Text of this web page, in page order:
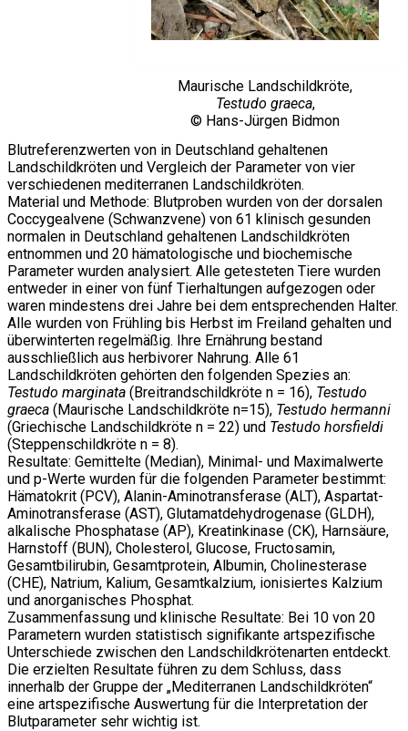
Maurische Landschildkröte,
Testudo graeca,
© Hans-Jürgen Bidmon
Blutreferenzwerten von in Deutschland gehaltenen
Landschildkröten und Vergleich der Parameter von vier
verschiedenen mediterranen Landschildkröten.
Material und Methode: Blutproben wurden von der dorsalen
Coccygealvene (Schwanzvene) von 61 klinisch gesunden
normalen in Deutschland gehaltenen Landschildkröten
entnommen und 20 hämatologische und biochemische
Parameter wurden analysiert. Alle getesteten Tiere wurden
entweder in einer von fünf Tierhaltungen aufgezogen oder
waren mindestens drei Jahre bei dem entsprechenden Halter.
Alle wurden von Frühling bis Herbst im Freiland gehalten und
überwinterten regelmäßig. Ihre Ernährung bestand
ausschließlich aus herbivorer Nahrung. Alle 61
Landschildkröten gehörten den folgenden Spezies an:
Testudo marginata (Breitrandschildkröte n = 16), Testudo
graeca (Maurische Landschildkröte n=15), Testudo hermanni
(Griechische Landschildkröte n = 22) und Testudo horsfieldi
(Steppenschildkröte n = 8).
Resultate: Gemittelte (Median), Minimal- und Maximalwerte
und p-Werte wurden für die folgenden Parameter bestimmt:
Hämatokrit (PCV), Alanin-Aminotransferase (ALT), Aspartat-
Aminotransferase (AST), Glutamatdehydrogenase (GLDH),
alkalische Phosphatase (AP), Kreatinkinase (CK), Harnsäure,
Harnstoff (BUN), Cholesterol, Glucose, Fructosamin,
Gesamtbilirubin, Gesamtprotein, Albumin, Cholinesterase
(CHE), Natrium, Kalium, Gesamtkalzium, ionisiertes Kalzium
und anorganisches Phosphat.
Zusammenfassung und klinische Resultate: Bei 10 von 20
Parametern wurden statistisch signifikante artspezifische
Unterschiede zwischen den Landschildkrötenarten entdeckt.
Die erzielten Resultate führen zu dem Schluss, dass
innerhalb der Gruppe der „Mediterranen Landschildkröten“
eine artspezifische Auswertung für die Interpretation der
Blutparameter sehr wichtig ist.